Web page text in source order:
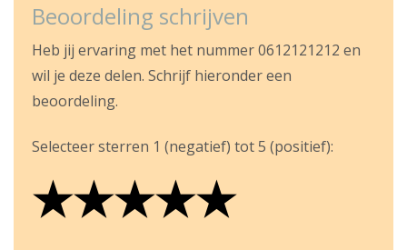
Beoordeling schrijven
Heb jij ervaring met het nummer 0612121212 en
wil je deze delen. Schrijf hieronder een
beoordeling.
Selecteer sterren 1 (negatief) tot 5 (positief):
★
★★
★★★
★★★★
★★★★★